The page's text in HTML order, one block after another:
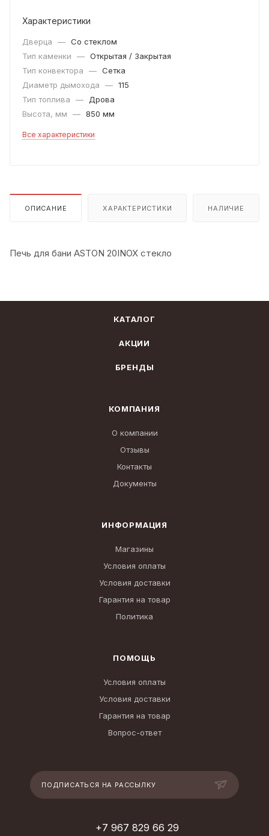
Характеристики
Дверца — Со стеклом
Тип каменки
— Открытая / Закрытая
Тип конвектора
— Сетка
Диаметр дымохода
— 115
Тип топлива
—
Дрова
Высота, мм
— 850 мм
Все характеристики
ОПИСАНИЕ ХАРАКТЕРИСТИКИ НАЛИЧИЕ
Печь для бани ASTON 20INOX стекло
КАТАЛОГ
АКЦИИ
БРЕНДЫ
КОМПАНИЯ
О компании
Отзывы
Контакты
Документы
ИНФОРМАЦИЯ
Магазины
Условия оплаты
Условия доставки
Гарантия на товар
Политика
ПОМОЩЬ
Условия оплаты
Условия доставки
Гарантия на товар
Вопрос-ответ
ПОДПИСАТЬСЯ НА РАССЫЛКУ
+7 967 829 66 29